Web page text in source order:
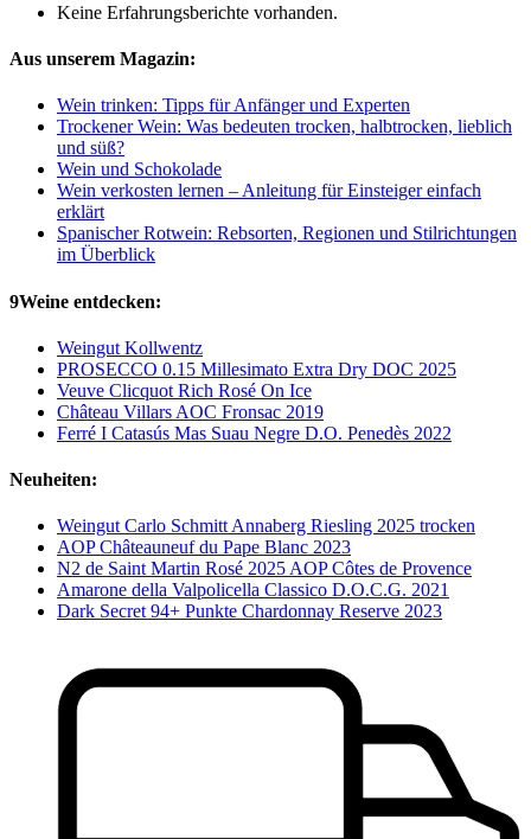
Keine Erfahrungsberichte vorhanden.
Aus unserem Magazin:
Wein trinken: Tipps für Anfänger und Experten
Trockener Wein: Was bedeuten trocken, halbtrocken, lieblich
und süß?
Wein und Schokolade
Wein verkosten lernen – Anleitung für Einsteiger einfach
erklärt
Spanischer Rotwein: Rebsorten, Regionen und Stilrichtungen
im Überblick
9Weine entdecken:
Weingut Kollwentz
PROSECCO 0.15 Millesimato Extra Dry DOC 2025
Veuve Clicquot Rich Rosé On Ice
Château Villars AOC Fronsac 2019
Ferré I Catasús Mas Suau Negre D.O. Penedès 2022
Neuheiten:
Weingut Carlo Schmitt Annaberg Riesling 2025 trocken
AOP Châteauneuf du Pape Blanc 2023
N2 de Saint Martin Rosé 2025 AOP Côtes de Provence
Amarone della Valpolicella Classico D.O.C.G. 2021
Dark Secret 94+ Punkte Chardonnay Reserve 2023